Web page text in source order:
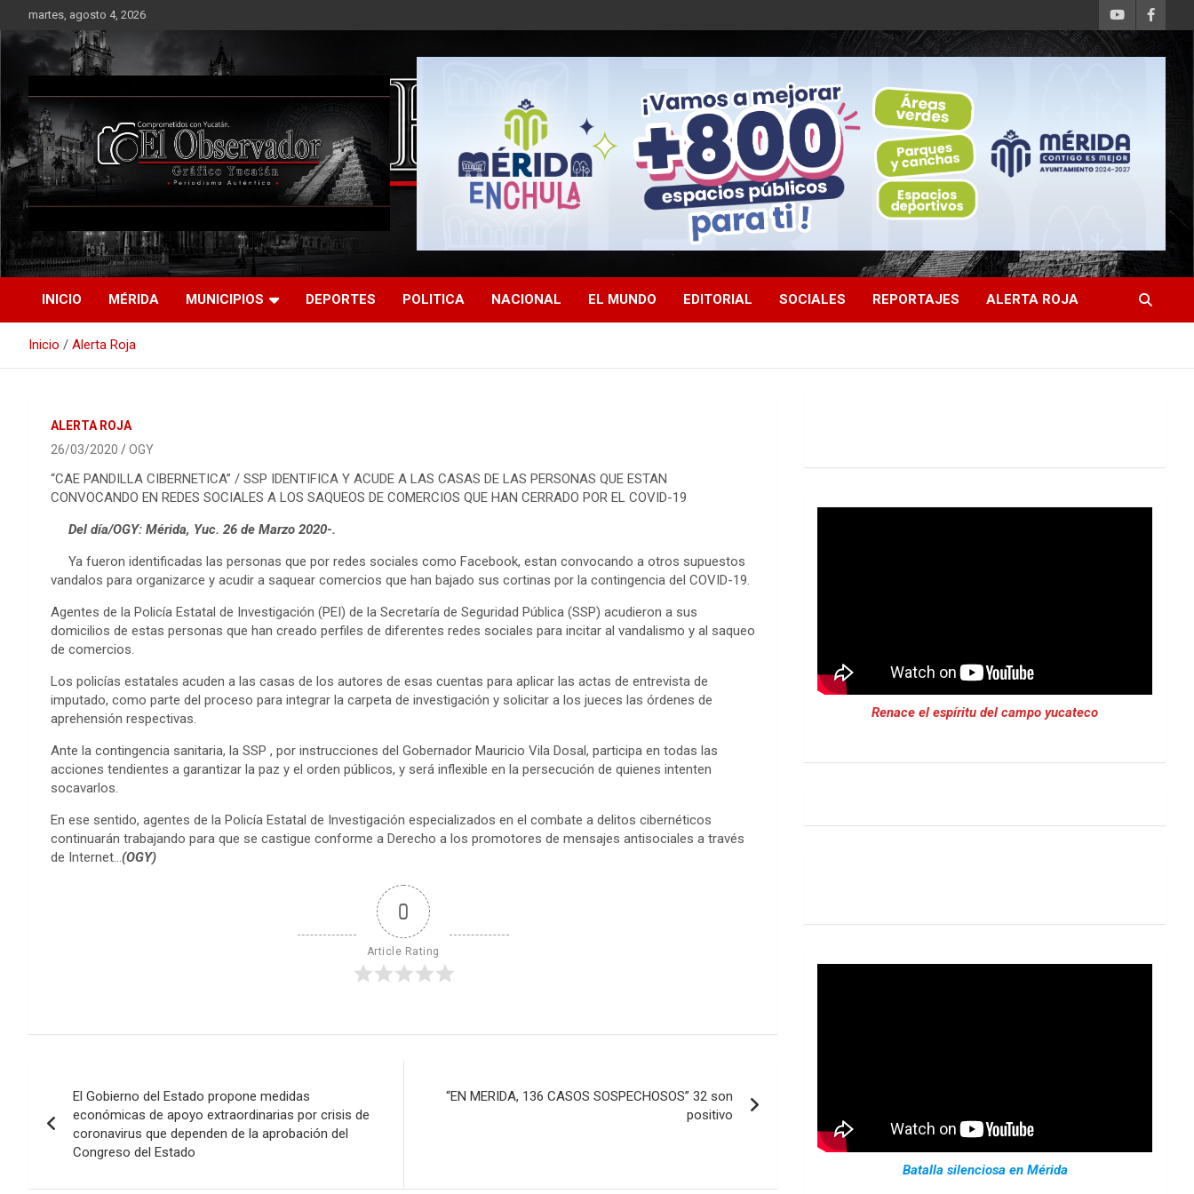
al
contenido
martes, agosto 4, 2026
El Observador Gráfico
Yucatán
Periodismo Auténtico
INICIO MÉRIDA MUNICIPIOS DEPORTES POLITICA NACIONAL EL MUNDO EDITORIAL SOCIALES REPORTAJES ALERTA ROJA
Inicio Alerta Roja
ALERTA ROJA
26/03/2020
OGY
“CAE PANDILLA CIBERNETICA” / SSP IDENTIFICA Y ACUDE A LAS CASAS DE LAS PERSONAS QUE ESTAN
CONVOCANDO EN REDES SOCIALES A LOS SAQUEOS DE COMERCIOS QUE HAN CERRADO POR EL COVID-19
Del día/OGY: Mérida, Yuc. 26 de Marzo 2020-.
Ya fueron identificadas las personas que por redes sociales como Facebook, estan convocando a otros supuestos
vandalos para organizarce y acudir a saquear comercios que han bajado sus cortinas por la contingencia del COVID-19.
Agentes de la Policía Estatal de Investigación (PEI) de la Secretaría de Seguridad Pública (SSP) acudieron a sus
domicilios de estas personas que han creado perfiles de diferentes redes sociales para incitar al vandalismo y al saqueo
de comercios.
Los policías estatales acuden a las casas de los autores de esas cuentas para aplicar las actas de entrevista de
imputado, como parte del proceso para integrar la carpeta de investigación y solicitar a los jueces las órdenes de
aprehensión respectivas.
Ante la contingencia sanitaria, la SSP , por instrucciones del Gobernador Mauricio Vila Dosal, participa en todas las
acciones tendientes a garantizar la paz y el orden públicos, y será inflexible en la persecución de quienes intenten
socavarlos.
En ese sentido, agentes de la Policía Estatal de Investigación especializados en el combate a delitos cibernéticos
continuarán trabajando para que se castigue conforme a Derecho a los promotores de mensajes antisociales a través
de Internet… (OGY)
0
Article Rating
de
entradas
El Gobierno del Estado propone medidas
económicas de apoyo extraordinarias por crisis de
coronavirus que dependen de la aprobación del
Congreso del Estado
“EN MERIDA, 136 CASOS SOSPECHOSOS” 32 son
positivo
Renace el espíritu del campo yucateco
Batalla silenciosa en Mérida